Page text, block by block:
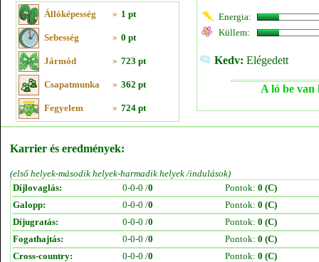
Állóképesség » 1 pt
Sebesség » 0 pt
Jármód » 723 pt
Csapatmunka » 362 pt
Fegyelem » 724 pt
Energia:
Küllem:
Kedv: Elégedett
A ló be van
Karrier és eredmények:
(első helyek-második helyek-harmadik helyek /indulások)
Díjlovaglás:
0-0-0 /0 Pontok: 0 (C)
Galopp:
0-0-0 /0 Pontok: 0 (C)
Díjugratás:
0-0-0 /0 Pontok: 0 (C)
Fogathajtás:
0-0-0 /0 Pontok: 0 (C)
Cross-country:
0-0-0 /0 Pontok: 0 (C)